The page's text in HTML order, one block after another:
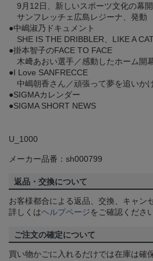
9月12日、新しいスポーツ文化の幕
サンフレッチェ広島レジーナ、発動
●中嶋淑乃ドキュメント
SHE IS THE DRIBBLER、LIKE A
●掛本智子のFACE TO FACE
木﨑あおい選手／感動したホーム開
●I Love SANFRECCE
中嶋朝香さん／頑張って夢を追いか
●SIGMAカレンダー
●SIGMA SHORT NEWS
U_1000
メーカー品番：sh000799
返品・交換について
お客様都合による返品、交換、キャン
詳しくはヘルプページをご確認ください
ご注文の確定について
買い物かごに入れるだけでは在庫は確